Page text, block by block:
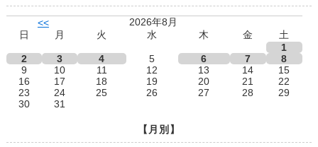
<<
2026年8月
日
月 火 水 木 金
土
1
2
3 4 5 6 7
8
9
10 11 12 13 14
15
16
17 18 19 20 21
22
23
24 25 26 27 28
29
30
31
【月別】